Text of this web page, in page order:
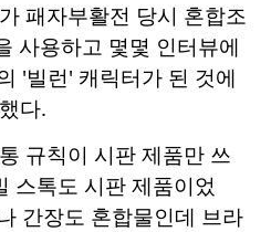
패자부활전 당시 혼합조
사용하고 몇몇 인터뷰에
'빌런' 캐릭터가 된 것에
다.
규칙이 시판 제품만 쓰
스톡도 시판 제품이었
간장도 혼합물인데 브라